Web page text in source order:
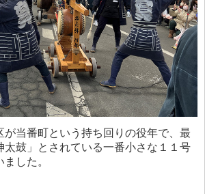
が当番町という持ち回りの役年で、最
太鼓」とされている一番小さな１１号
した。